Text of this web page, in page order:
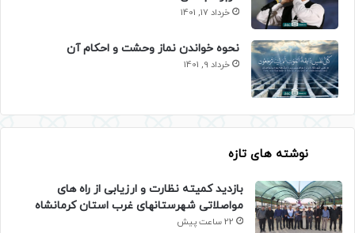
خرداد 17, 1401
نحوه خواندن نماز وحشت و احکام آن
خرداد 9, 1401
نوشته های تازه
بازدید کمیته نظارت و ارزیابی از راه های
مواصلاتی شهرستانهای غرب استان کرمانشاه
22 ساعت پیش